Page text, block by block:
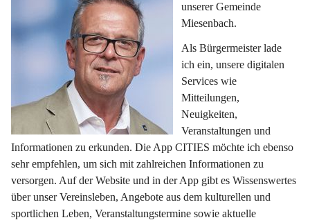
unserer Gemeinde
Miesenbach.
Als Bürgermeister lade
ich ein, unsere digitalen
Services wie
Mitteilungen,
Neuigkeiten,
Veranstaltungen und
Informationen zu erkunden. Die App CITIES möchte ich ebenso
sehr empfehlen, um sich mit zahlreichen Informationen zu
versorgen. Auf der Website und in der App gibt es Wissenswertes
über unser Vereinsleben, Angebote aus dem kulturellen und
sportlichen Leben, Veranstaltungstermine sowie aktuelle